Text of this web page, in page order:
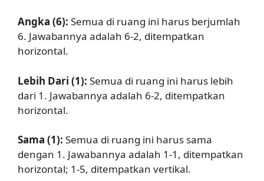
Angka (6): Semua di ruang ini harus berjumlah
6. Jawabannya adalah 6-2, ditempatkan
horizontal.
Lebih Dari (1): Semua di ruang ini harus lebih
dari 1. Jawabannya adalah 6-2, ditempatkan
horizontal.
Sama (1): Semua di ruang ini harus sama
dengan 1. Jawabannya adalah 1-1, ditempatkan
horizontal; 1-5, ditempatkan vertikal.